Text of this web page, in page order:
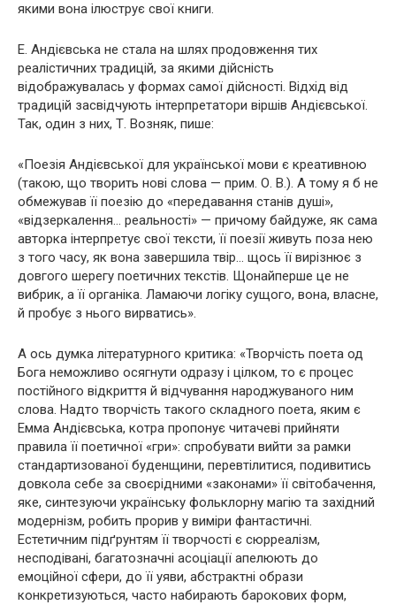
якими вона ілюструє свої книги.
Е. Андієвська не стала на шлях продовження тих
реалістичних традицій, за якими дійсність
відображувалась у формах самої дійсності. Відхід від
традицій засвідчують інтерпретатори віршів Андієвської.
Так, один з них, Т. Возняк, пише:
«Поезія Андієвської для української мови є креативною
(такою, що творить нові слова — прим. О. В.). А тому я б не
обмежував її поезію до «передавання станів душі»,
«відзеркалення… реальності» — причому байдуже, як сама
авторка інтерпретує свої тексти, її поезії живуть поза нею
з того часу, як вона завершила твір… щось її вирізнює з
довгого шерегу поетичних текстів. Щонайперше це не
вибрик, а її органіка. Ламаючи логіку сущого, вона, власне,
й пробує з нього вирватись».
А ось думка літературного критика: «Творчість поета од
Бога неможливо осягнути одразу і цілком, то є процес
постійного відкриття й відчування народжуваного ним
слова. Надто творчість такого складного поета, яким є
Емма Андієвська, котра пропонує читачеві прийняти
правила її поетичної «гри»: спробувати вийти за рамки
стандартизованої буденщини, перевтілитися, подивитись
довкола себе за своєрідними «законами» її світобачення,
яке, синтезуючи українську фольклорну магію та західний
модернізм, робить прорив у виміри фантастичні.
Естетичним підґрунтям її творчості є сюрреалізм,
несподівані, багатозначні асоціації апелюють до
емоційної сфери, до її уяви, абстрактні образи
конкретизуються, часто набирають барокових форм,